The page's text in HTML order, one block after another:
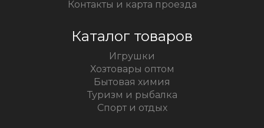
Контакты и карта проезда
Каталог товаров
Игрушки
Хозтовары оптом
Бытовая химия
Туризм и рыбалка
Спорт и отдых